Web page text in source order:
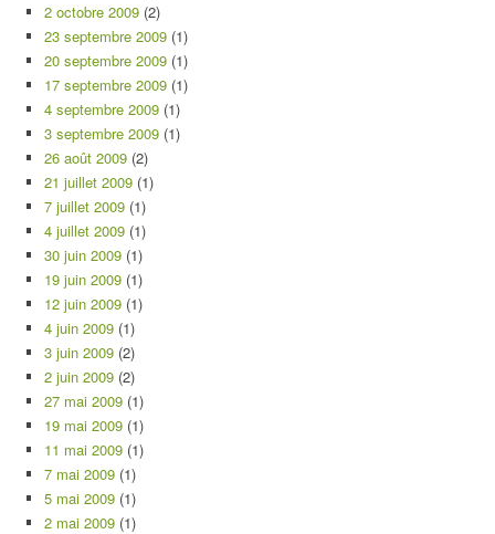
2 octobre 2009 (2)
23 septembre 2009 (1)
20 septembre 2009 (1)
17 septembre 2009 (1)
4 septembre 2009 (1)
3 septembre 2009 (1)
26 août 2009 (2)
21 juillet 2009 (1)
7 juillet 2009 (1)
4 juillet 2009 (1)
30 juin 2009 (1)
19 juin 2009 (1)
12 juin 2009 (1)
4 juin 2009 (1)
3 juin 2009 (2)
2 juin 2009 (2)
27 mai 2009 (1)
19 mai 2009 (1)
11 mai 2009 (1)
7 mai 2009 (1)
5 mai 2009 (1)
2 mai 2009 (1)